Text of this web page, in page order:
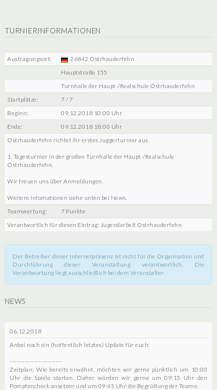
TURNIERINFORMATIONEN
Austragungsort:
26842 Ostrhauderfehn
Hauptstraße 155
Turnhalle der Haupt-/Realschule Ostrhauderfehn
Startplätze:
7 / 7
Beginn:
09.12.2018 10:00 Uhr
Ende:
09.12.2018 18:00 Uhr
Ostrhauderfehn richtet ihr erstes Juggerturnier aus.
1. Tagesturnier in der großen Turnhalle der Haupt-/Realschule
Ostrhauderfehn.
Wir freuen uns über Anmeldungen.
Weitere Infomationen siehe unten bei News.
Teamwertung:
7 Punkte
Verantwortlich für diesen Eintrag: Jugendarbeit Ostrhauderfehn
Der Betreiber dieser Internetpräsenz ist nicht für die Organisation und
Durchführung dieser Veranstaltung verantwortlich. Die
Verantwortung liegt ausschließlich bei dem Veranstalter.
NEWS
06.12.2018
Anbei noch ein (hoffentlich letztes) Update für euch:
------------------------
Zeitplan: Wie bereits erwähnt, möchten wir gerne pünktlich um 10:00
Uhr die Spiele starten. Daher würden wir gerne um 09:15 Uhr den
Pompfencheck ansetzen und um 09:45 Uhr die Begrüßung der Teams.